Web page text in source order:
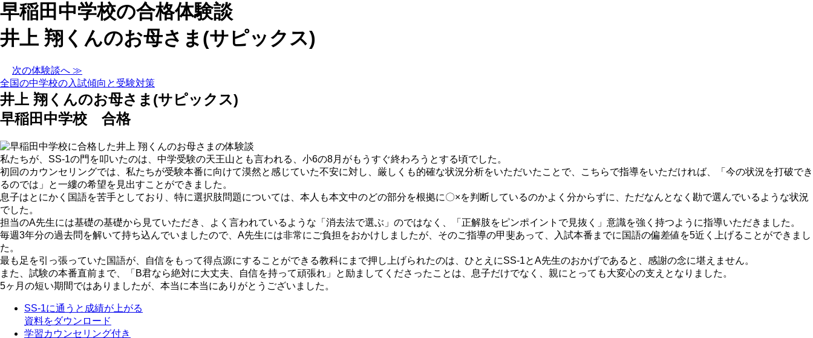
早稲田中学校の合格体験談
井上 翔くんのお母さま(サピックス)
次の体験談へ ≫
全国の中学校の入試傾向と受験対策
井上 翔くんのお母さま(サピックス)
早稲田中学校 合格
私たちが、SS-1の門を叩いたのは、中学受験の天王山とも言われる、小6の8月がもうすぐ終わろうとする頃でした。
初回のカウンセリングでは、私たちが受験本番に向けて漠然と感じていた不安に対し、厳しくも的確な状況分析をいただいたことで、こちらで指導をいただければ、「今の状況を打破でき
るのでは」と一縷の希望を見出すことができました。
息子はとにかく国語を苦手としており、特に選択肢問題については、本人も本文中のどの部分を根拠に〇×を判断しているのかよく分からずに、ただなんとなく勘で選んでいるような状況
でした。
担当のA先生には基礎の基礎から見ていただき、よく言われているような「消去法で選ぶ」のではなく、「正解肢をピンポイントで見抜く」意識を強く持つように指導いただきました。
毎週3年分の過去問を解いて持ち込んでいましたので、A先生には非常にご負担をおかけしましたが、そのご指導の甲斐あって、入試本番までに国語の偏差値を5近く上げることができまし
た。
最も足を引っ張っていた国語が、自信をもって得点源にすることができる教科にまで押し上げられたのは、ひとえにSS-1とA先生のおかげであると、感謝の念に堪えません。
また、試験の本番直前まで、「B君なら絶対に大丈夫、自信を持って頑張れ」と励ましてくださったことは、息子だけでなく、親にとっても大変心の支えとなりました。
5ヶ月の短い期間ではありましたが、本当に本当にありがとうございました。
SS-1に通うと成績が上がる
資料をダウンロード
学習カウンセリング付き